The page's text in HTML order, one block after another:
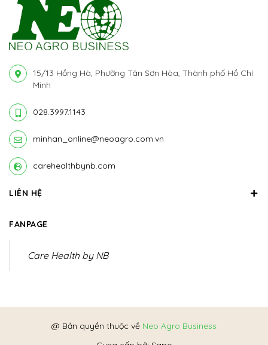
15/13 Hồng Hà, Phường Tân Sơn Hòa, Thành phố Hồ Chí
Minh
028.3997.1143
minhan_online@neoagro.com.vn
carehealthbynb.com
LIÊN HỆ
FANPAGE
Care Health by NB
@ Bản quyền thuộc về Neo Agro Business